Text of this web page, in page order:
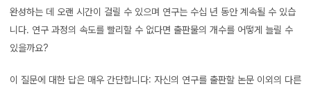
완성하는 데 오랜 시간이 걸릴 수 있으며 연구는 수십 년 동안 계속될 수 있습
니다. 연구 과정의 속도를 빨리할 수 없다면 출판물의 개수를 어떻게 늘릴 수
있을까요?
이 질문에 대한 답은 매우 간단합니다: 자신의 연구를 출판할 논문 이외의 다른